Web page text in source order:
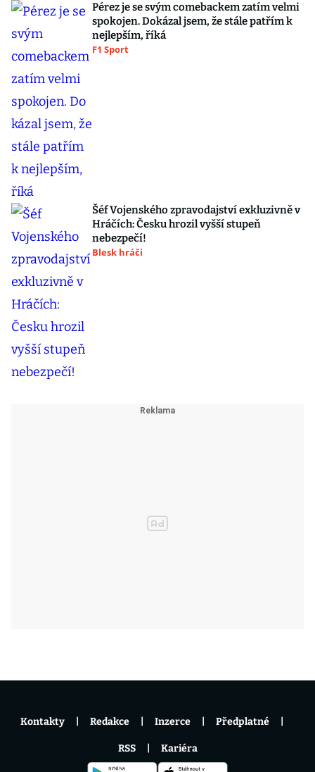
Pérez je se svým comebackem zatím velmi
spokojen. Dokázal jsem, že stále patřím k
nejlepším, říká
F1 Sport
Šéf Vojenského zpravodajství exkluzivně v
Hráčích: Česku hrozil vyšší stupeň
nebezpečí!
Blesk hráči
Kontakty Redakce Inzerce Předplatné
RSS Kariéra